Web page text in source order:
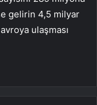
gelirin 4,5 milyar
ulaşması